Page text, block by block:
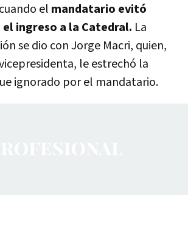
el mandatario evitó
ingreso a la Catedral. La
se dio con Jorge Macri, quien,
le estrechó la
ignorado por el mandatario.